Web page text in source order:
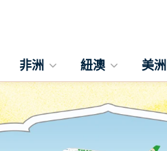
非洲 紐澳 美洲